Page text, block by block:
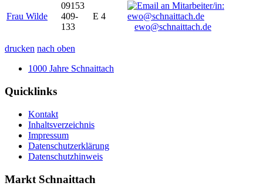
Frau Wilde
09153
409-
133
E 4
ewo@schnaittach.de
drucken nach oben
1000 Jahre Schnaittach
Quicklinks
Kontakt
Inhaltsverzeichnis
Impressum
Datenschutzerklärung
Datenschutzhinweis
Markt Schnaittach